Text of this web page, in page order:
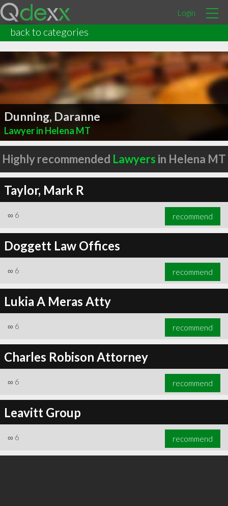
Login
back to categories
Dunning, Daranne
Lawyer in Helena MT
Highly recommended Lawyers in Helena MT
Taylor, Mark R
∞ 6 recommend
Doggett Law Offices
∞ 6 recommend
Lukia A Meras Atty
∞ 6 recommend
Charles Robison Attorney
∞ 6 recommend
Leavitt Group
∞ 6 recommend